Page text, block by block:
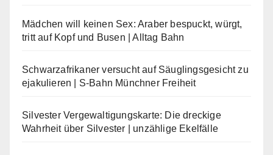
Mädchen will keinen Sex: Araber bespuckt, würgt,
tritt auf Kopf und Busen | Alltag Bahn
Schwarzafrikaner versucht auf Säuglingsgesicht zu
ejakulieren | S-Bahn Münchner Freiheit
Silvester Vergewaltigungskarte: Die dreckige
Wahrheit über Silvester | unzählige Ekelfälle